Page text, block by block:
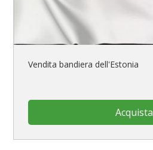
Vendita bandiera dell'Estonia
Acquista